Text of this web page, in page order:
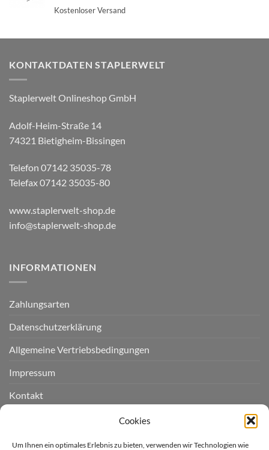
Cookies
Um Ihnen ein optimales Erlebnis zu bieten, verwenden wir Technologien wie
Kostenloser Versand
KONTAKTDATEN STAPLERWELT
Staplerwelt Onlineshop GmbH
Adolf-Heim-Straße 14
74321 Bietigheim-Bissingen
Telefon 07142 35035-78
Telefax 07142 35035-80
www.staplerwelt-shop.de
info@staplerwelt-shop.de
INFORMATIONEN
Zahlungsarten
Datenschutzerklärung
Allgemeine Vertriebsbedingungen
Impressum
Kontakt
Cookie-Richtlinie (EU)